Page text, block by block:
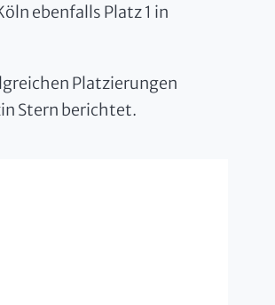
ebenfalls Platz 1 in
Platzierungen
Stern berichtet.